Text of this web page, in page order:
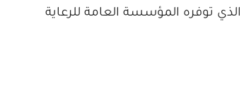
توفره المؤسسة العامة للرعاية